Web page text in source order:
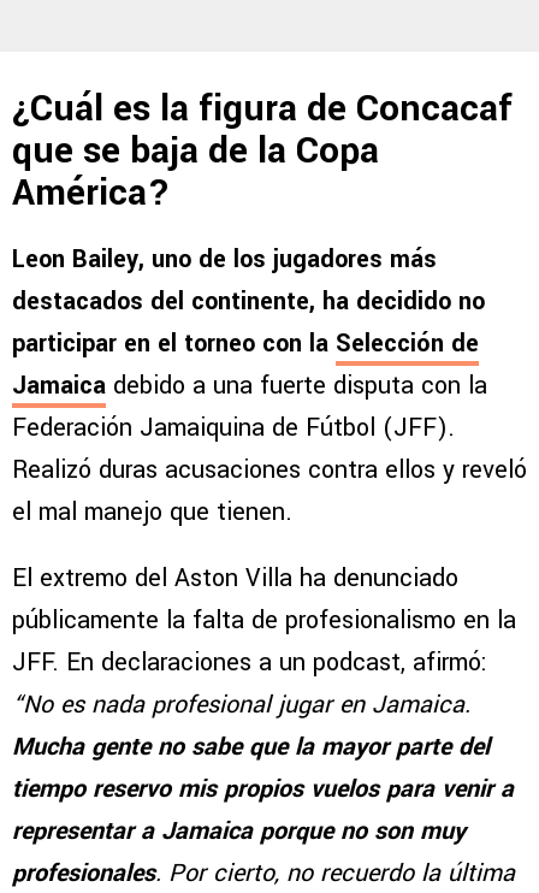
¿Cuál es la figura de Concacaf
que se baja de la Copa
América?
Leon Bailey, uno de los jugadores más
destacados del continente, ha decidido no
participar en el torneo con la Selección de
Jamaica debido a una fuerte disputa con la
Federación Jamaiquina de Fútbol (JFF).
Realizó duras acusaciones contra ellos y reveló
el mal manejo que tienen.
El extremo del Aston Villa ha denunciado
públicamente la falta de profesionalismo en la
JFF. En declaraciones a un podcast, afirmó:
“No es nada profesional jugar en Jamaica.
Mucha gente no sabe que la mayor parte del
tiempo reservo mis propios vuelos para venir a
representar a Jamaica porque no son muy
profesionales. Por cierto, no recuerdo la última